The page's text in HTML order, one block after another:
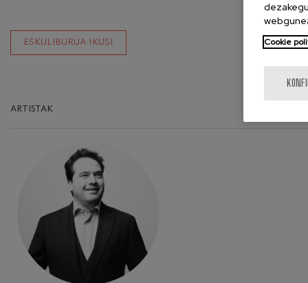
ESKULIBURUA IKUSI
ARTISTAK
Cookie